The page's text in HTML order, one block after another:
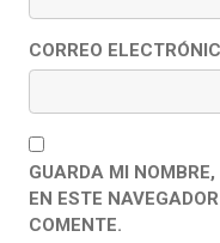
CORREO
GUARDA MI
EN ESTE
COMENTE.